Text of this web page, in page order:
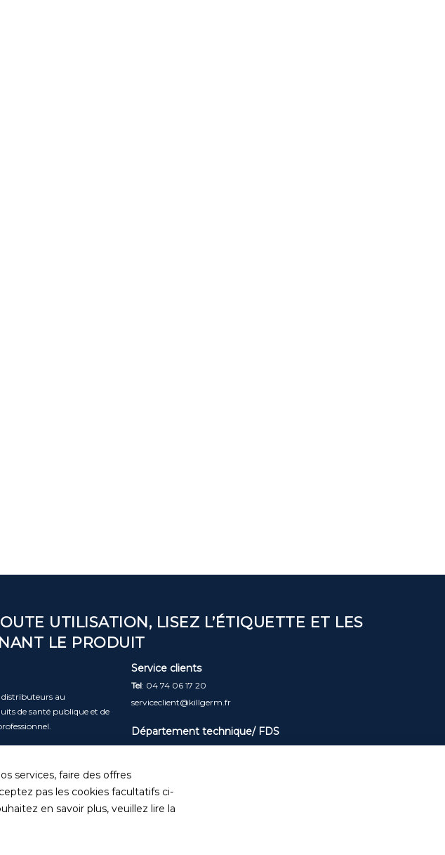
UTILISATION, LISEZ L’ÉTIQUETTE ET LES
LE PRODUIT
distributeurs au
de santé publique et de
Service clients
Tel: 04 74 06 17 20
serviceclient@killgerm.fr
Département technique/ FDS
info@killgerm.fr
services, faire des offres
pas les cookies facultatifs ci-
en savoir plus, veuillez lire la